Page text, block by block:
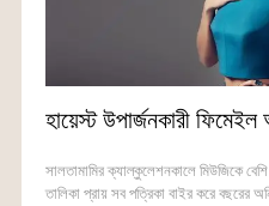
হায়েস্ট উপার্জনকারী
সালতামামির ক্যাল্কুলেশনকালে মিউজিকে
তালিকা প্রায় সব পত্রিকা বাইর করে বছরের